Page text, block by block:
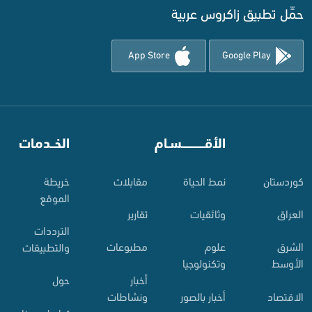
حمِّل تطبيق زاكروس عربية
Google Play
App Store
کوردستان
العراق
الشرق
الأوسط
الاقتصاد
الأقـــــــــــسـام
نمط الحياة
وثائقيات
علوم
وتكنولوجيا
أخبار بالصور
مقابلات
تقارير
مطبوعات
أخبار
ونشاطات
الخــدمات
خريطة
الموقع
الترددات
والتطبيقات
حول